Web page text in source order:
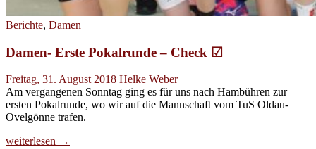
Berichte, Damen
Damen- Erste Pokalrunde – Check ☑
Freitag, 31. August 2018 Helke Weber
Am vergangenen Sonntag ging es für uns nach Hambühren zur
ersten Pokalrunde, wo wir auf die Mannschaft vom TuS Oldau-
Ovelgönne trafen.
Damen-
weiterlesen →